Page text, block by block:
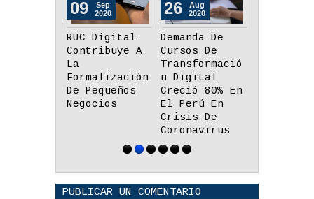
Demanda De
Cursos De
Transformació
n Digital
Creció 80% En
El Perú En
26
Aug
2020
Minsa
Actualiza A
25,648 El
Número De
Fallecidos
Por Covid-19
13
Aug
2020
PUBLICAR UN COMENTARIO